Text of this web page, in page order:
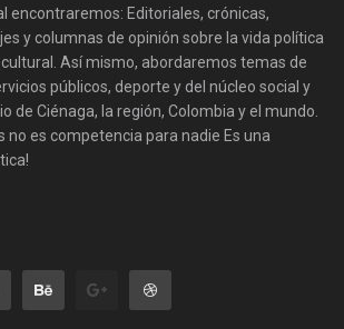
encontraremos: Editoriales, crónicas,
y columnas de opinión sobre la vida política
Así mismo, abordaremos temas de
públicos, deporte y del núcleo social y
de Ciénaga, la región, Colombia y el mundo.
no es competencia para nadie Es una